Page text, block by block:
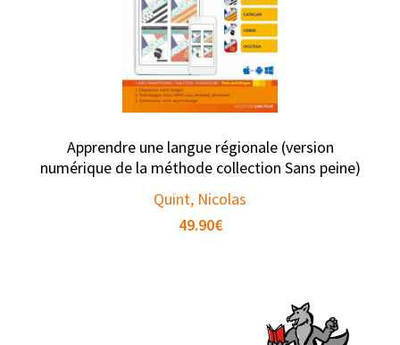
Apprendre une langue régionale (version
numérique de la méthode collection Sans peine)
Quint, Nicolas
49.90€